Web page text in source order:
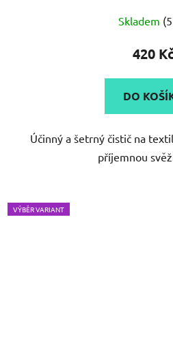
Skladem
420
DO
Účinný a šetrný čistič na
příjemnou svěží
VÝBĚR VARIANT